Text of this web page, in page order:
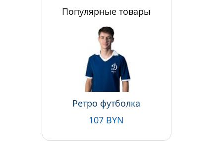
Популярные товары
Ретро футболка
107 BYN